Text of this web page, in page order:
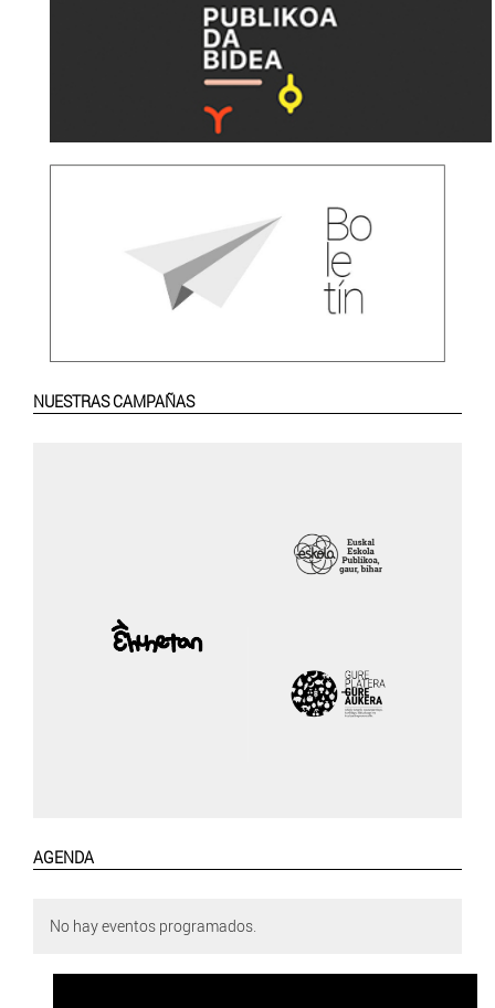
NUESTRAS CAMPAÑAS
AGENDA
No hay eventos programados.